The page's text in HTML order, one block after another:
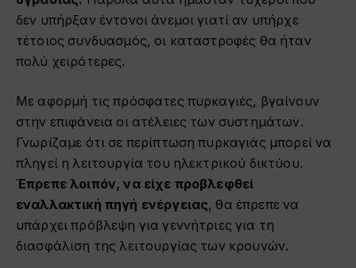
δεν υπήρξαν έντονοι άνεμοι γιατί αν υπήρχε
τέτοιος συνδυασμός, οι καταστροφές θα ήταν
πολύ χειρότερες.
Με αφορμή τις πρόσφατες πυρκαγιές, βγαίνουν
στην επιφάνεια οι ατέλειες των συστημάτων.
Γνωρίζαμε ότι σε περίπτωση πυρκαγιάς μπορεί να
πληγεί η λειτουργία του ηλεκτρικού δικτύου.
Έπρεπε λοιπόν, να είχε προβλεφθεί
εναλλακτική πηγή ενέργειας, θα έπρεπε να
υπάρχει πρόβλεψη για γεννήτριες για τη
διασφάλιση της λειτουργίας των κρουνών.